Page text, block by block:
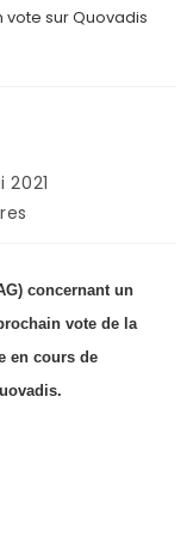
sur Quovadis
2021
concernant un
vote de la
en cours de